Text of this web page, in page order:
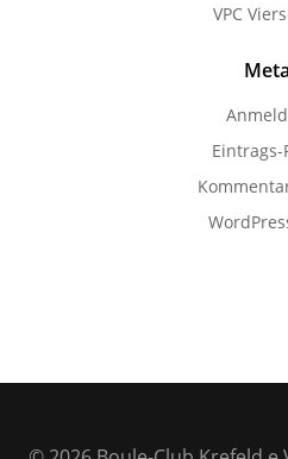
VPC
Meta
Eintrags-